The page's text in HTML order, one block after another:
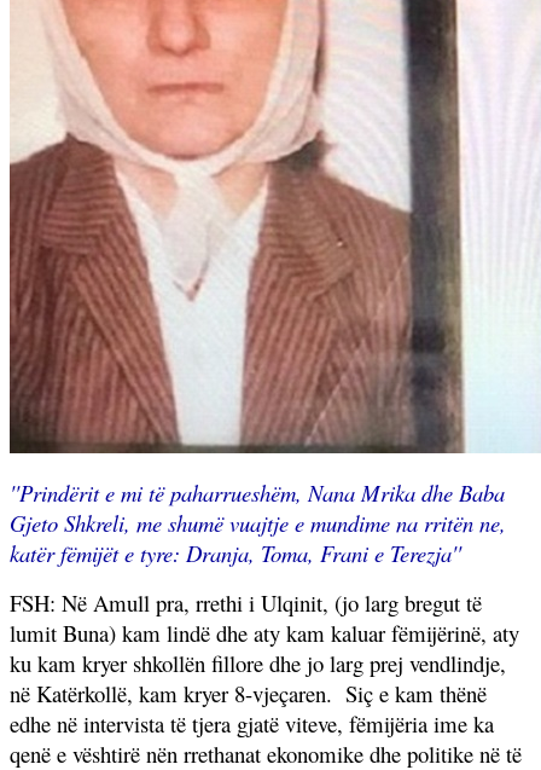
''Prindërit e mi të paharrueshëm, Nana Mrika dhe Baba
Gjeto Shkreli, me shumë vuajtje e mundime na rritën ne,
katër fëmijët e tyre: Dranja, Toma, Frani e Terezja''
FSH: Në Amull pra, rrethi i Ulqinit, (jo larg bregut të
lumit Buna) kam lindë dhe aty kam kaluar fëmijërinë, aty
ku kam kryer shkollën fillore dhe jo larg prej vendlindje,
në Katërkollë, kam kryer 8-vjeçaren. Siç e kam thënë
edhe në intervista të tjera gjatë viteve, fëmijëria ime ka
qenë e vështirë nën rrethanat ekonomike dhe politike në të